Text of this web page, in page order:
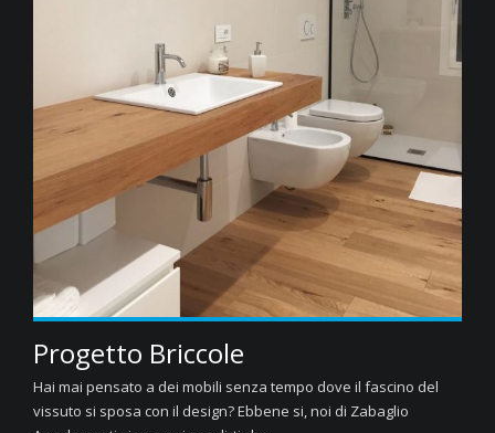
Progetto Briccole
Hai mai pensato a dei mobili senza tempo dove il fascino del
vissuto si sposa con il design? Ebbene si, noi di Zabaglio